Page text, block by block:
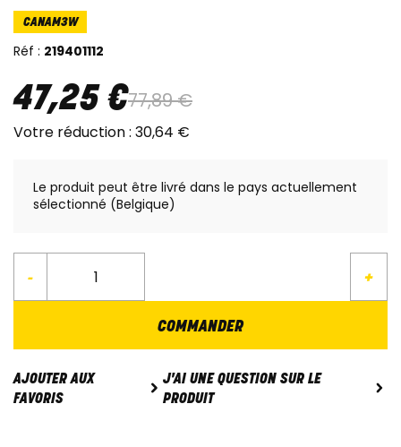
CANAM3W
Réf : 219401112
47,25 €77,89€
Votre réduction : 30,64 €
Le produit peut être livré dans le pays actuellement
sélectionné (Belgique)
- +
COMMANDER
AJOUTER AUX
FAVORIS
J'AI UNE QUESTION SUR LE
PRODUIT